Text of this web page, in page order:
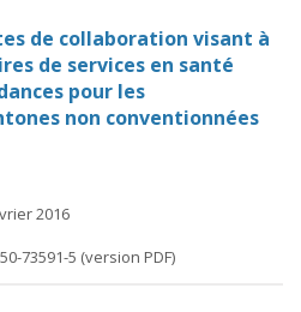
de collaboration visant à
de services en santé
pour les
non conventionnées
2016
73591-5 (version PDF)